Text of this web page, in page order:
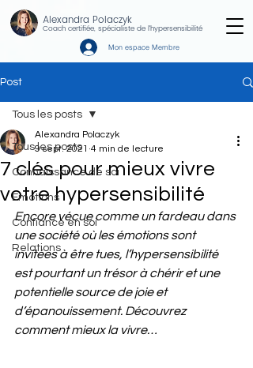
Alexandra Polaczyk
Coach certifiée, spécialiste de l'hypersensibilité
Mon espace Membre
Post
Tous les posts
Connaissance de soi
Emotions
Confiance en soi
Relations
Tous les posts
7 clés pour mieux vivre
votre hypersensibilité
Alexandra Polaczyk
9 sept. 2021 4 min de lecture
Encore vécue comme un fardeau dans
une société où les émotions sont
invitées à être tues, l’hypersensibilité
est pourtant un trésor à chérir et une
potentielle source de joie et
d’épanouissement. Découvrez
comment mieux la vivre…